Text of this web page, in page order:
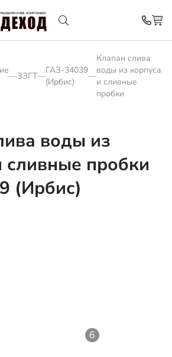
—ЗЗГТ—
ГАЗ-34039
(Ирбис)
—
Клапан слива
воды из корпуса
и сливные
пробки
воды из
сливные пробки
(Ирбис)
6